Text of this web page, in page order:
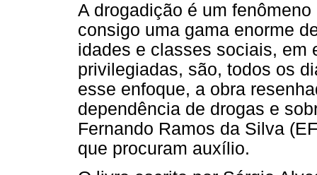
A drogadição é um
consigo uma gama enorme
idades e classes sociais, em
privilegiadas, são, todos os
esse enfoque, a obra
dependência de drogas e
Fernando Ramos da Silva
que procuram auxílio.